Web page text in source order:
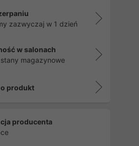
zazwyczaj w 1 dzień
w salonach
magazynowe
produkt
producenta